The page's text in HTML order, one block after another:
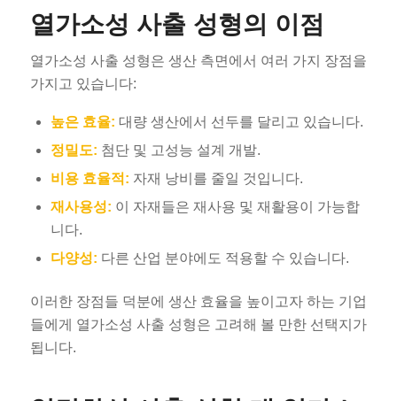
열가소성 사출 성형의 이점
열가소성 사출 성형은 생산 측면에서 여러 가지 장점을
가지고 있습니다:
높은 효율: 대량 생산에서 선두를 달리고 있습니다.
정밀도: 첨단 및 고성능 설계 개발.
비용 효율적: 자재 낭비를 줄일 것입니다.
재사용성: 이 자재들은 재사용 및 재활용이 가능합
니다.
다양성: 다른 산업 분야에도 적용할 수 있습니다.
이러한 장점들 덕분에 생산 효율을 높이고자 하는 기업
들에게 열가소성 사출 성형은 고려해 볼 만한 선택지가
됩니다.